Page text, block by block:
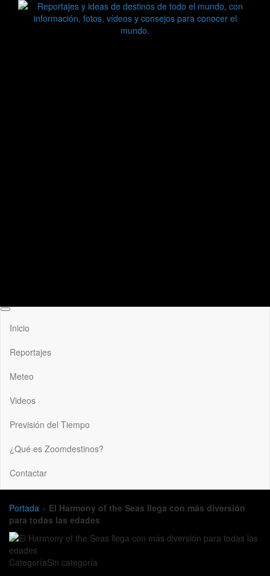
Saltar
Inicio
Reportajes
Meteo
Videos
Previsión del Tiempo
¿Qué es Zoomdestinos?
Contactar
Portada » El Harmony of the Seas llega con más diversión
para todas las edades
CategoríaSin categoría